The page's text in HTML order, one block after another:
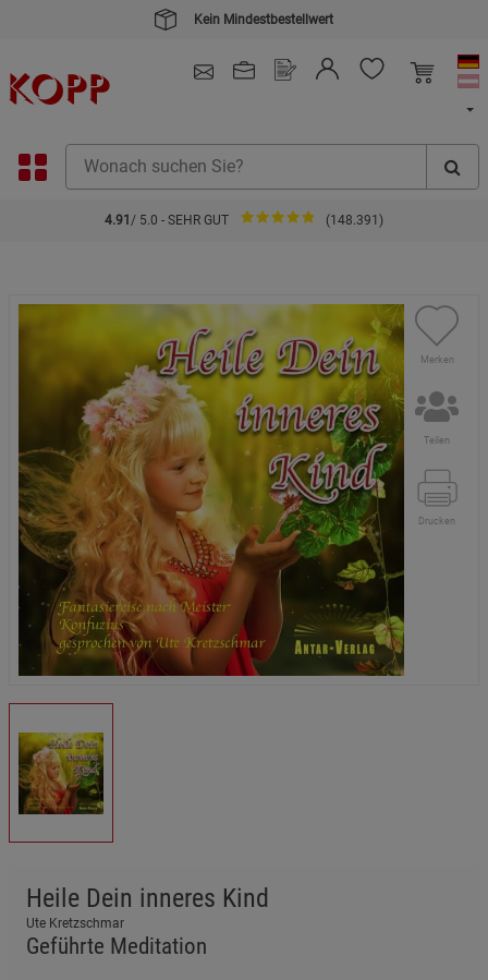
Kein Mindestbestellwert
4.91 / 5.0 - SEHR GUT (148.391)
Merken
Teilen
Drucken
Heile Dein inneres Kind
Ute Kretzschmar
Geführte Meditation